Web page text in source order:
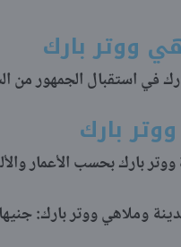
ووتر بارك
الجمهور من الساعة 9 صباحًا وحتى 12 بعد
بارك
بارك بحسب الأعمار
وملاهي ووتر بارك: